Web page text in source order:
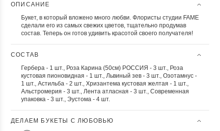
ОПИСАНИЕ
Букет, в который вложено много любви. Флористы студии FAME
сделали его из самых свежих цветов, тщательно продумав
состав. Теперь он готов удивить красотой своего получателя!
СОСТАВ
Гербера - 1 шт., Роза Карина (50см) РОССИЯ - 3 шт., Роза
кустовая пионовидная - 1 шт., Львиный зев - 3 шт., Озотамнус -
1 шт., Астильба - 2 шт., Хризантема кустовая желтая - 1 шт.,
Альстромерия - 3 шт., Лента атласная - 3 шт., Современная
упаковка - 3 шт., Эустома - 4 шт.
ДЕЛАЕМ БУКЕТЫ С ЛЮБОВЬЮ